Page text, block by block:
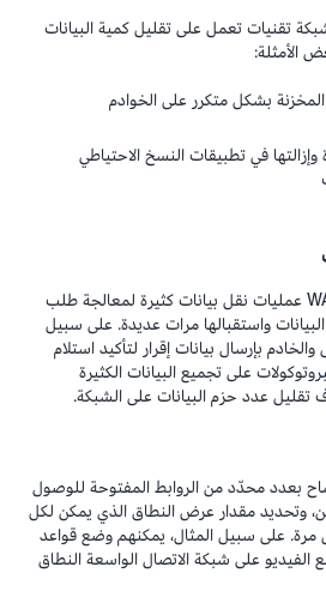
تقنيات تعمل على تقليل كمية البيانات
الأمثلة:
بشكل متكرر على الخوادم
في تطبيقات النسخ الاحتياطي
تتطلّب بعض بروتوكولات WAN عمليات نقل بيانات كثيرة لمعالجة طلب
واستقبالها مرات عديدة. على سبيل
بإرسال بيانات إقرار لتأكيد استلام
على تجميع البيانات الكثيرة
تقليل عدد حزم البيانات على الشبكة.
بعدد محدّد من الروابط المفتوحة للوصول
وتحديد مقدار عرض النطاق الذي يمكن لكل
على سبيل المثال، يمكنهم وضع قواعد
على شبكة الاتصال الواسعة النطاق